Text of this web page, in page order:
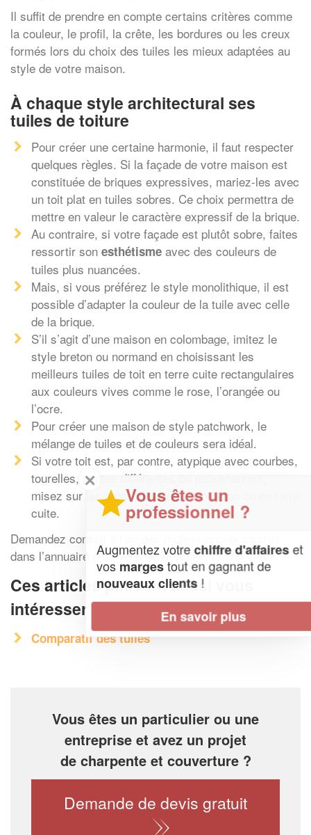
Il suffit de prendre en compte certains critères comme
la couleur, le profil, la crête, les bordures ou les creux
formés lors du choix des tuiles les mieux adaptées au
style de votre maison.
À chaque style architectural ses
tuiles de toiture
Pour créer une certaine harmonie, il faut respecter
quelques règles. Si la façade de votre maison est
constituée de briques expressives, mariez-les avec
un toit plat en tuiles sobres. Ce choix permettra de
mettre en valeur le caractère expressif de la brique.
Au contraire, si votre façade est plutôt sobre, faites
ressortir son esthétisme avec des couleurs de
tuiles plus nuancées.
Mais, si vous préférez le style monolithique, il est
possible d’adapter la couleur de la tuile avec celle
de la brique.
S’il s’agit d’une maison en colombage, imitez le
style breton ou normand en choisissant les
meilleurs tuiles de toit en terre cuite rectangulaires
aux couleurs vives comme le rose, l’orangée ou
l’ocre.
Pour créer une maison de style patchwork, le
mélange de tuiles et de couleurs sera idéal.
Si votre toit est, par contre, atypique avec courbes,
tourelles, pentes différentes ou retournement,
misez sur les tuiles classiques en béton ou en terre
cuite.
Demandez conseil à l’un des professionnels inscrits
dans l’annuaire pour vous aider à faire le bon choix.
Ces articles peuvent aussi vous
intéresser
Comparatif des tuiles
Vous êtes un particulier ou une
entreprise et avez un projet
de charpente et couverture ?
Demande de devis gratuit
✕
Vous êtes un
professionnel ?
Augmentez votrechiffre d'affaireset
vosmargestout en gagnant de
nouveaux clients!
En savoir plus